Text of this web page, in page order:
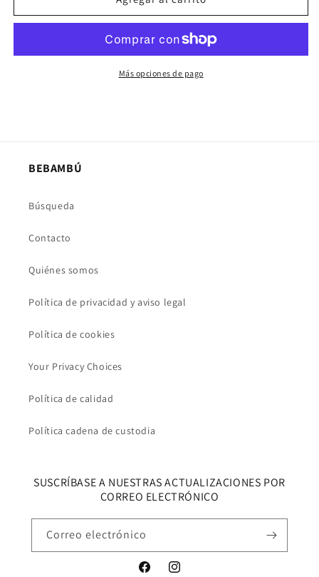
Más opciones de pago
BEBAMBÚ
Búsqueda
Contacto
Quiénes somos
Política de privacidad y aviso legal
Política de cookies
Your Privacy Choices
Política de calidad
Política cadena de custodia
SUSCRÍBASE A NUESTRAS ACTUALIZACIONES POR
CORREO ELECTRÓNICO
Correo electrónico